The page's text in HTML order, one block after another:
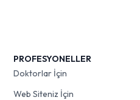
PROFESYONELLER
Doktorlar İçin
Web Siteniz İçin